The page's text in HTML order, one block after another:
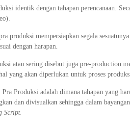
identik dengan tahapan perencanaan.
produksi mempersiapkan segala
dengan harapan.
atau sering disebut juga pre-production
yang akan diperlukan untuk proses
Pra Produksi adalah dimana tahapan yang
dan divisualkan sehingga dalam
Script.